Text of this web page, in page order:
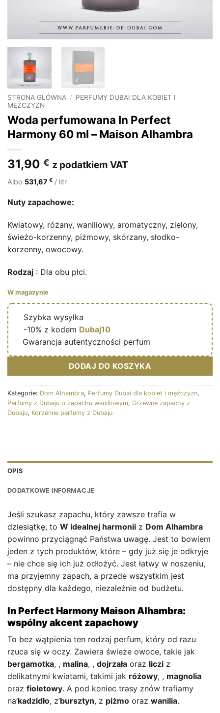
STRONA GŁÓWNA / PERFUMY DUBAI DLA KOBIET I
MĘŻCZYZN
Woda perfumowana In Perfect
Harmony 60 ml – Maison Alhambra
31,90 € z podatkiem VAT
Albo 531,67 € / litr
Nuty zapachowe:
Kwiatowy, różany, waniliowy, aromatyczny, zielony,
świeżo-korzenny, piżmowy, skórzany, słodko-
korzenny, owocowy.
Rodzaj : Dla obu płci.
W magazynie
Szybka wysyłka
-10% z kodem Dubaj10
Gwarancja autentyczności perfum
DODAJ DO KOSZYKA
Kategorie: Dom Alhambra, Perfumy Dubai dla kobiet i mężczyzn,
Perfumy z Dubaju o zapachu waniliowym, Drzewne zapachy z
Dubaju, Korzenne perfumy z Dubaju
OPIS
DODATKOWE INFORMACJE
Jeśli szukasz zapachu, który zawsze trafia w
dziesiątkę, to W idealnej harmonii z Dom Alhambra
powinno przyciągnąć Państwa uwagę. Jest to bowiem
jeden z tych produktów, które – gdy już się je odkryje
– nie chce się ich już odłożyć. Jest łatwy w noszeniu,
ma przyjemny zapach, a przede wszystkim jest
dostępny dla każdego, niezależnie od budżetu.
In Perfect Harmony Maison Alhambra:
wspólny akcent zapachowy
To bez wątpienia ten rodzaj perfum, który od razu
rzuca się w oczy. Zawiera świeże owoce, takie jak
bergamotka, , malina, , dojrzała oraz liczi z
delikatnymi kwiatami, takimi jak różowy, , magnolia
oraz fioletowy. A pod koniec trasy znów trafiamy
na’kadzidło, z’bursztyn, z piżmo oraz wanilia.